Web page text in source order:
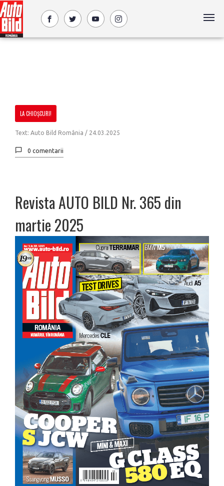
LA CHIOȘCURI!
Text: Auto Bild România / 24.03.2025
0 comentarii
Revista AUTO BILD Nr. 365 din
martie 2025